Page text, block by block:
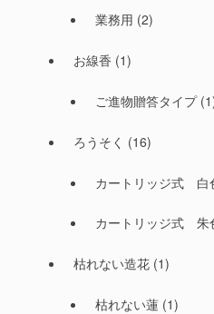
業務用 (2)
お線香 (1)
ご進物贈答タイプ
ろうそく (16)
カートリッジ式 白
カートリッジ式 朱
枯れない造花 (1)
枯れない蓮(1)